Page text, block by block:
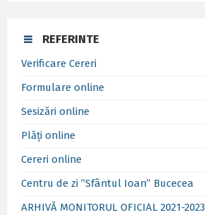
REFERINTE
Verificare Cereri
Formulare online
Sesizări online
Plăți online
Cereri online
Centru de zi ”Sfântul Ioan” Bucecea
ARHIVĂ MONITORUL OFICIAL 2021-2023